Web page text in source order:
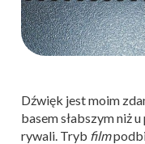
Dźwięk jest moim
basem słabszym niż
rywali. Tryb film